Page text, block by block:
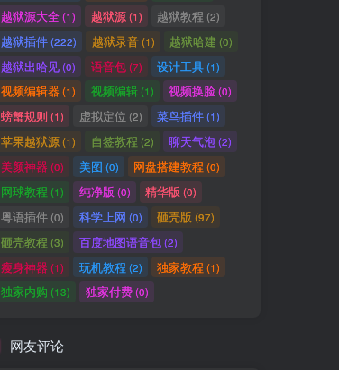
越狱源大全(1) 越狱源(1) 越狱教程 (2)
越狱插件(222) 越狱录音(1) 越狱哈建 (0)
越狱出哈见(0) 语音包(7) 设计工具(1)
视频编辑器(1) 视频编辑(1) 视频换脸(0)
螃蟹规则(1) 虚拟定位 (2) 菜鸟插件(1)
苹果越狱源(1) 自签教程 (2) 聊天气泡(2)
美颜神器(0) 美图 (0) 网盘搭建教程 (0)
网球教程 (1) 纯净版 (0) 精华版 (0)
粤语插件 (0) 科学上网 (0) 砸壳版 (97)
砸壳教程 (3) 百度地图语音包(2)
瘦身神器(1) 玩机教程 (2) 独家教程 (1)
独家内购 (13) 独家付费(0)
网友评论